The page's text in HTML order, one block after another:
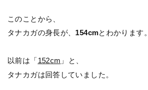
このことから、
タナカガの身長が、 154cmとわかります。
以前は「152cm 」と、
タナカガは回答していました。